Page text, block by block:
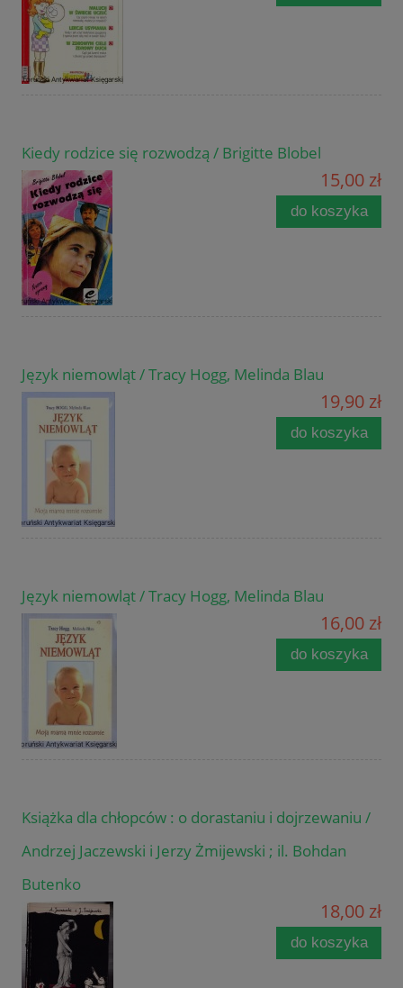
Kiedy rodzice się rozwodzą / Brigitte Blobel
15,00 zł
do koszyka
Język niemowląt / Tracy Hogg, Melinda Blau
19,90 zł
do koszyka
Język niemowląt / Tracy Hogg, Melinda Blau
16,00 zł
do koszyka
Książka dla chłopców : o dorastaniu i dojrzewaniu /
Andrzej Jaczewski i Jerzy Żmijewski ; il. Bohdan
Butenko
18,00 zł
do koszyka